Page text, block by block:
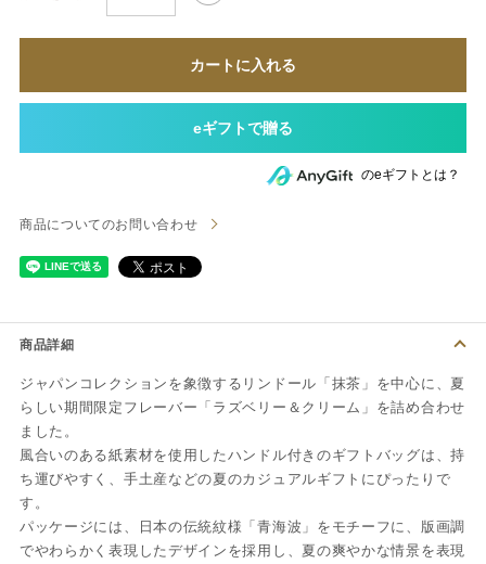
カートに入れる
のeギフトとは？
商品についてのお問い合わせ
商品詳細
ジャパンコレクションを象徴するリンドール「抹茶」を中心に、夏
らしい期間限定フレーバー「ラズベリー＆クリーム」を詰め合わせ
ました。
風合いのある紙素材を使用したハンドル付きのギフトバッグは、持
ち運びやすく、手土産などの夏のカジュアルギフトにぴったりで
す。
パッケージには、日本の伝統紋様「青海波」をモチーフに、版画調
でやわらかく表現したデザインを採用し、夏の爽やかな情景を表現